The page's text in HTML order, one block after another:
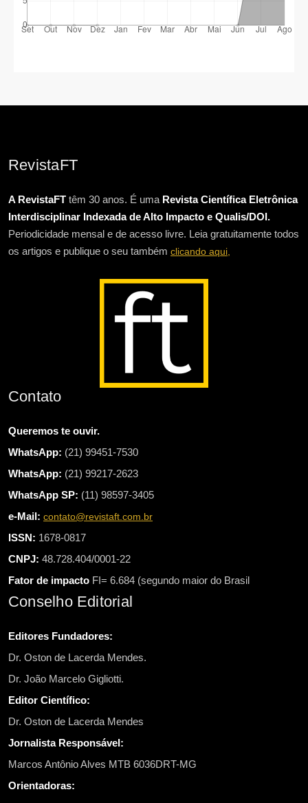
RevistaFT
A RevistaFT têm 30 anos. É uma Revista Científica Eletrônica
Interdisciplinar Indexada de Alto Impacto e Qualis/DOI.
Periodicidade mensal e de acesso livre. Leia gratuitamente todos
os artigos e publique o seu também clicando aqui,
Contato
Queremos te ouvir.
WhatsApp: (21) 99451-7530
WhatsApp: (21) 99217-2623
WhatsApp SP: (11) 98597-3405
e-Mail: contato@revistaft.com.br
ISSN: 1678-0817
CNPJ: 48.728.404/0001-22
Fator de impacto FI= 6.684 (segundo maior do Brasil
Conselho Editorial
Editores Fundadores:
Dr. Oston de Lacerda Mendes.
Dr. João Marcelo Gigliotti.
Editor Científico:
Dr. Oston de Lacerda Mendes
Jornalista Responsável:
Marcos Antônio Alves MTB 6036DRT-MG
Orientadoras: